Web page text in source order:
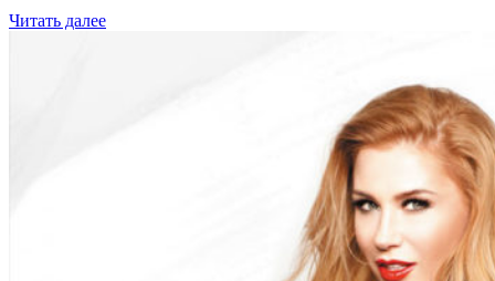
Читать далее